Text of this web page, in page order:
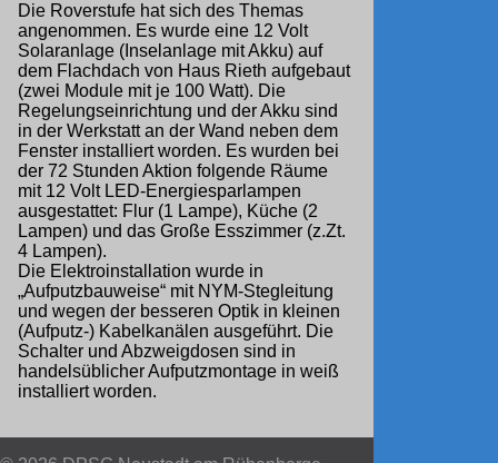
Die Roverstufe hat sich des Themas
angenommen. Es wurde eine 12 Volt
Solaranlage (Inselanlage mit Akku) auf
dem Flachdach von Haus Rieth aufgebaut
(zwei Module mit je 100 Watt). Die
Regelungseinrichtung und der Akku sind
in der Werkstatt an der Wand neben dem
Fenster installiert worden. Es wurden bei
der 72 Stunden Aktion folgende Räume
mit 12 Volt LED-Energiesparlampen
ausgestattet: Flur (1 Lampe), Küche (2
Lampen) und das Große Esszimmer (z.Zt.
4 Lampen).
Die Elektroinstallation wurde in
„Aufputzbauweise“ mit NYM-Stegleitung
und wegen der besseren Optik in kleinen
(Aufputz-) Kabelkanälen ausgeführt. Die
Schalter und Abzweigdosen sind in
handelsüblicher Aufputzmontage in weiß
installiert worden.